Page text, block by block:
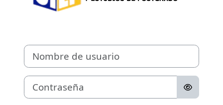
Nombre de usuario
Contraseña